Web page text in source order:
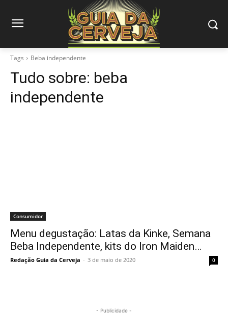
Tags Beba independente
Tudo sobre: beba
independente
Consumidor
Menu degustação: Latas da Kinke, Semana
Beba Independente, kits do Iron Maiden…
Redação Guia da Cerveja - 3 de maio de 2020 0
- Publicidade -